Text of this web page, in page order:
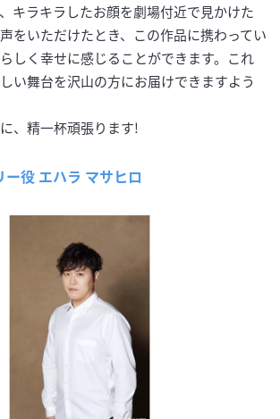
キラキラしたお顔を劇場付近で見かけた
をいただけたとき、この作品に携わってい
しく幸せに感じることができます。これ
い舞台を沢山の方にお届けできますよう
、精一杯頑張ります!
ー役 エハラ マサヒロ